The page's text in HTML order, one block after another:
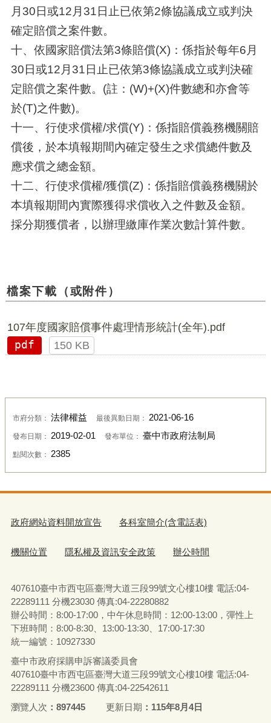
月30日或12月31日止已依第2條協議成立或判決
確定賠償之案件數。
十、依國家賠償法第3條賠償(X)：係指於每年6月
30日或12月31日止已依第3條協議成立或判決確
定賠償之案件數。(註：(W)+(X)件數總和亦會等
於(T)之件數)。
十一、行使求償權/求償(Y)：係指賠償義務機關賠
償後，於本填報期間內確定發生之求償總件數及
應求償之總金額。
十二、行使求償權/獲償(Z)：係指賠償義務機關於
本填報期間內實際獲得求償收入之件數及金額。
採分期獲償者，以辦理繳庫作業次數計算件數。
檔案下載（或附件）
107年度國家賠償事件處理情形統計(全年).pdf
pdf
150 KB
市府分類： 法律權益 最後異動日期： 2021-06-16
發布日期： 2019-02-01 發布單位： 臺中市政府法制局
點閱次數： 2385
政府網站資料開放宣告 各科室簡介(含電話表)
機關位置 隱私權及資訊安全政策 辦公時間
407610臺中市西屯區臺灣大道三段99號文心樓10樓 電話:04-
22289111 分機23030 傳真:04-22280882
辦公時間：8:00-17:00，中午休息時間：12:00-13:00，彈性上
下班時間：8:00-8:30、13:00-13:30、17:00-17:30
統一編號：10927330
臺中市政府採購申訴審議委員會
407610臺中市西屯區臺灣大道三段99號文心樓10樓 電話:04-
22289111 分機23600 傳真:04-22542611
瀏覽人次
897445 更新日期 115年8月4日